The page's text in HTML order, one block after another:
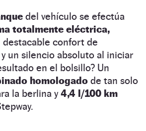
del vehículo se efectúa
totalmente eléctrica,
destacable confort de
un silencio absoluto al iniciar
en el bolsillo? Un
homologado de tan solo
la berlina y4,4 l/100 km